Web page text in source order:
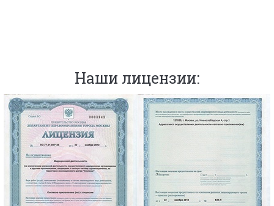
Наши лицензии: